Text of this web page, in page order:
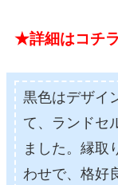
★詳細はコチ
黒色はデザイ
て、ランドセ
ました。縁取
わせで、格好